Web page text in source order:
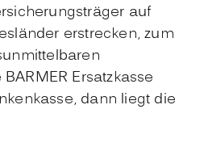
auf
erstrecken, zum
Ersatzkasse
dann liegt die